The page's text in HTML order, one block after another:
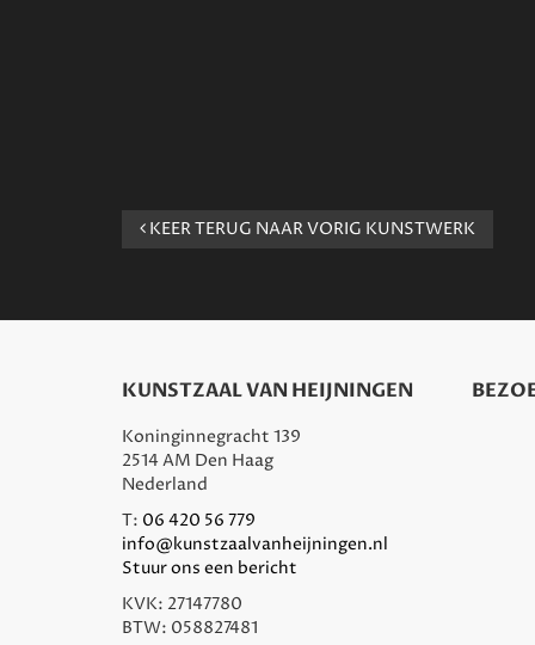
KEER TERUG NAAR VORIG KUNSTWERK
KUNSTZAAL VAN HEIJNINGEN
Koninginnegracht 139
2514 AM Den Haag
Nederland
T: 06 420 56 779
info@kunstzaalvanheijningen.nl
Stuur ons een bericht
KVK: 27147780
BTW: 058827481